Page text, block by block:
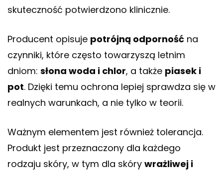
skuteczność potwierdzono klinicznie.
Producent opisuje potrójną odporność na
czynniki, które często towarzyszą letnim
dniom: słona woda i chlor, a także piasek i
pot. Dzięki temu ochrona lepiej sprawdza się w
realnych warunkach, a nie tylko w teorii.
Ważnym elementem jest również tolerancja.
Produkt jest przeznaczony dla każdego
rodzaju skóry, w tym dla skóry wrażliwej i